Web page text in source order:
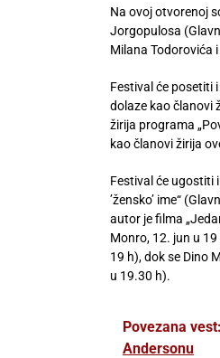
Na ovoj otvorenoj
Jorgopulosa
Milana Todorovića
Festival će posetiti
dolaze kao članovi
žirija programa
kao članovi žirija
Festival će ugostiti
’žensko’ ime“
autor je filma
Monro, 12. jun u
19 h), dok se Dino
u 19.30 h).
Povezana vest:
Andersonu